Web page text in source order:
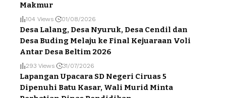
Makmur
104 Views 01/08/2026
Desa Lalang, Desa Nyuruk, Desa Cendil dan
Desa Buding Melaju ke Final Kejuaraan Voli
Antar Desa Beltim 2026
293 Views 31/07/2026
Lapangan Upacara SD Negeri Ciruas 5
Dipenuhi Batu Kasar, Wali Murid Minta